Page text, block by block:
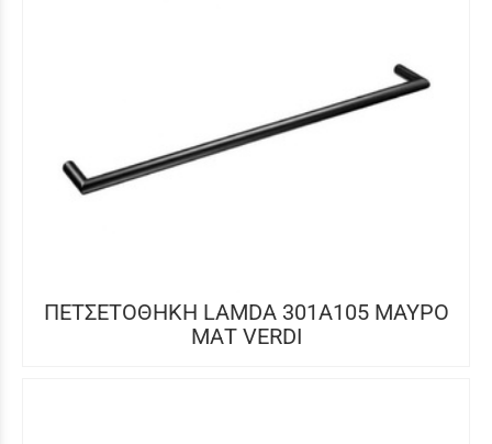
ΠΕΤΣΕΤΟΘΗΚΗ LAMDA 301Α105 ΜΑΥΡΟ
ΜΑΤ VERDI